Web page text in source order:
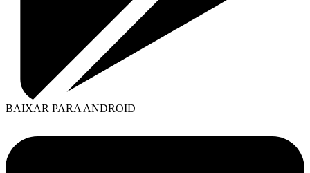
BAIXAR PARA ANDROID